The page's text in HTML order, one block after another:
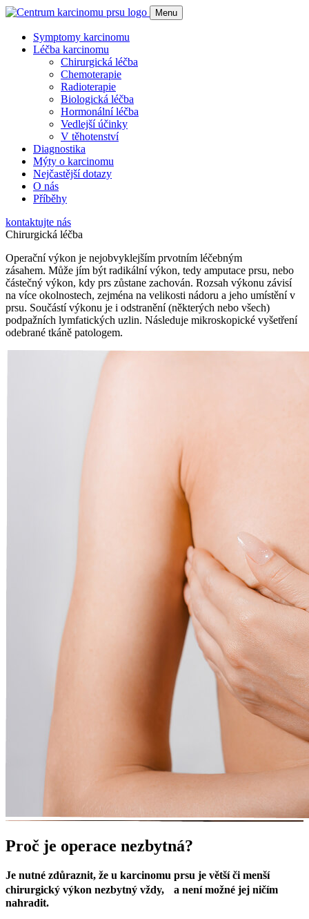
Menu
Symptomy karcinomu
Léčba karcinomu
Chirurgická léčba
Chemoterapie
Radioterapie
Biologická léčba
Hormonální léčba
Vedlejší účinky
V těhotenství
Diagnostika
Mýty o karcinomu
Nejčastější dotazy
O nás
Příběhy
kontaktujte nás
Chirurgická léčba
Operační výkon je nejobvyklejším prvotním léčebným
zásahem. Může jím být radikální výkon, tedy amputace prsu, nebo
částečný výkon, kdy prs zůstane zachován. Rozsah výkonu závisí
na více okolnostech, zejména na velikosti nádoru a jeho umístění v
prsu. Součástí výkonu je i odstranění (některých nebo všech)
podpažních lymfatických uzlin. Následuje mikroskopické vyšetření
odebrané tkáně patologem.
Proč je operace nezbytná?
Je nutné zdůraznit, že u karcinomu prsu je větší či menší
chirurgický výkon nezbytný vždy, a není možné jej ničím
nahradit.